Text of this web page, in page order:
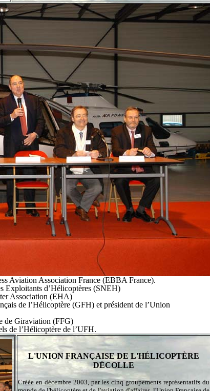
Aviation Association France (EBBA France).
Exploitants d’Hélicoptères (SNEH)
Association (EHA)
de l’Hélicoptère (GFH) et président de l’Union
de Giraviation (FFG)
de l’Hélicoptère de l’UFH.
L'UNION FRANÇAISE DE L'HÉLICOPTÈRE
DÉCOLLE
Créée en décembre 2003, par les cinq groupements représentatifs du